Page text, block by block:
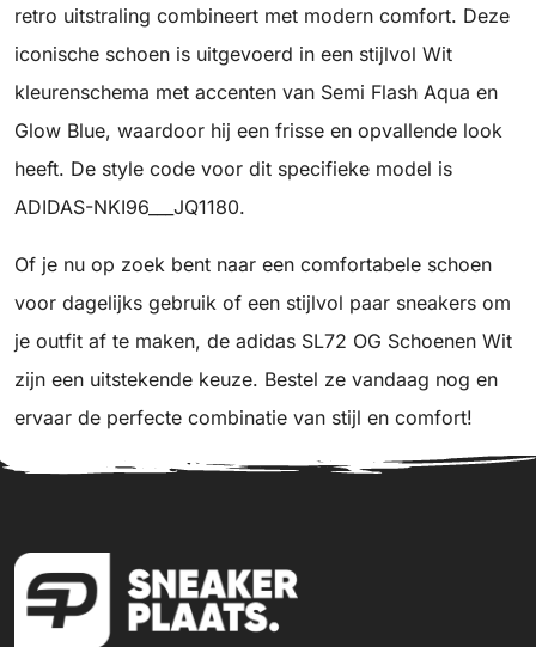
retro uitstraling combineert met modern comfort. Deze
iconische schoen is uitgevoerd in een stijlvol Wit
kleurenschema met accenten van Semi Flash Aqua en
Glow Blue, waardoor hij een frisse en opvallende look
heeft. De style code voor dit specifieke model is
ADIDAS-NKI96___JQ1180.
Of je nu op zoek bent naar een comfortabele schoen
voor dagelijks gebruik of een stijlvol paar sneakers om
je outfit af te maken, de adidas SL72 OG Schoenen Wit
zijn een uitstekende keuze. Bestel ze vandaag nog en
ervaar de perfecte combinatie van stijl en comfort!